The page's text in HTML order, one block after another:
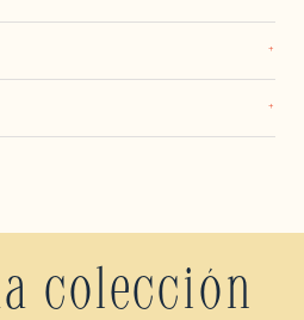
colección